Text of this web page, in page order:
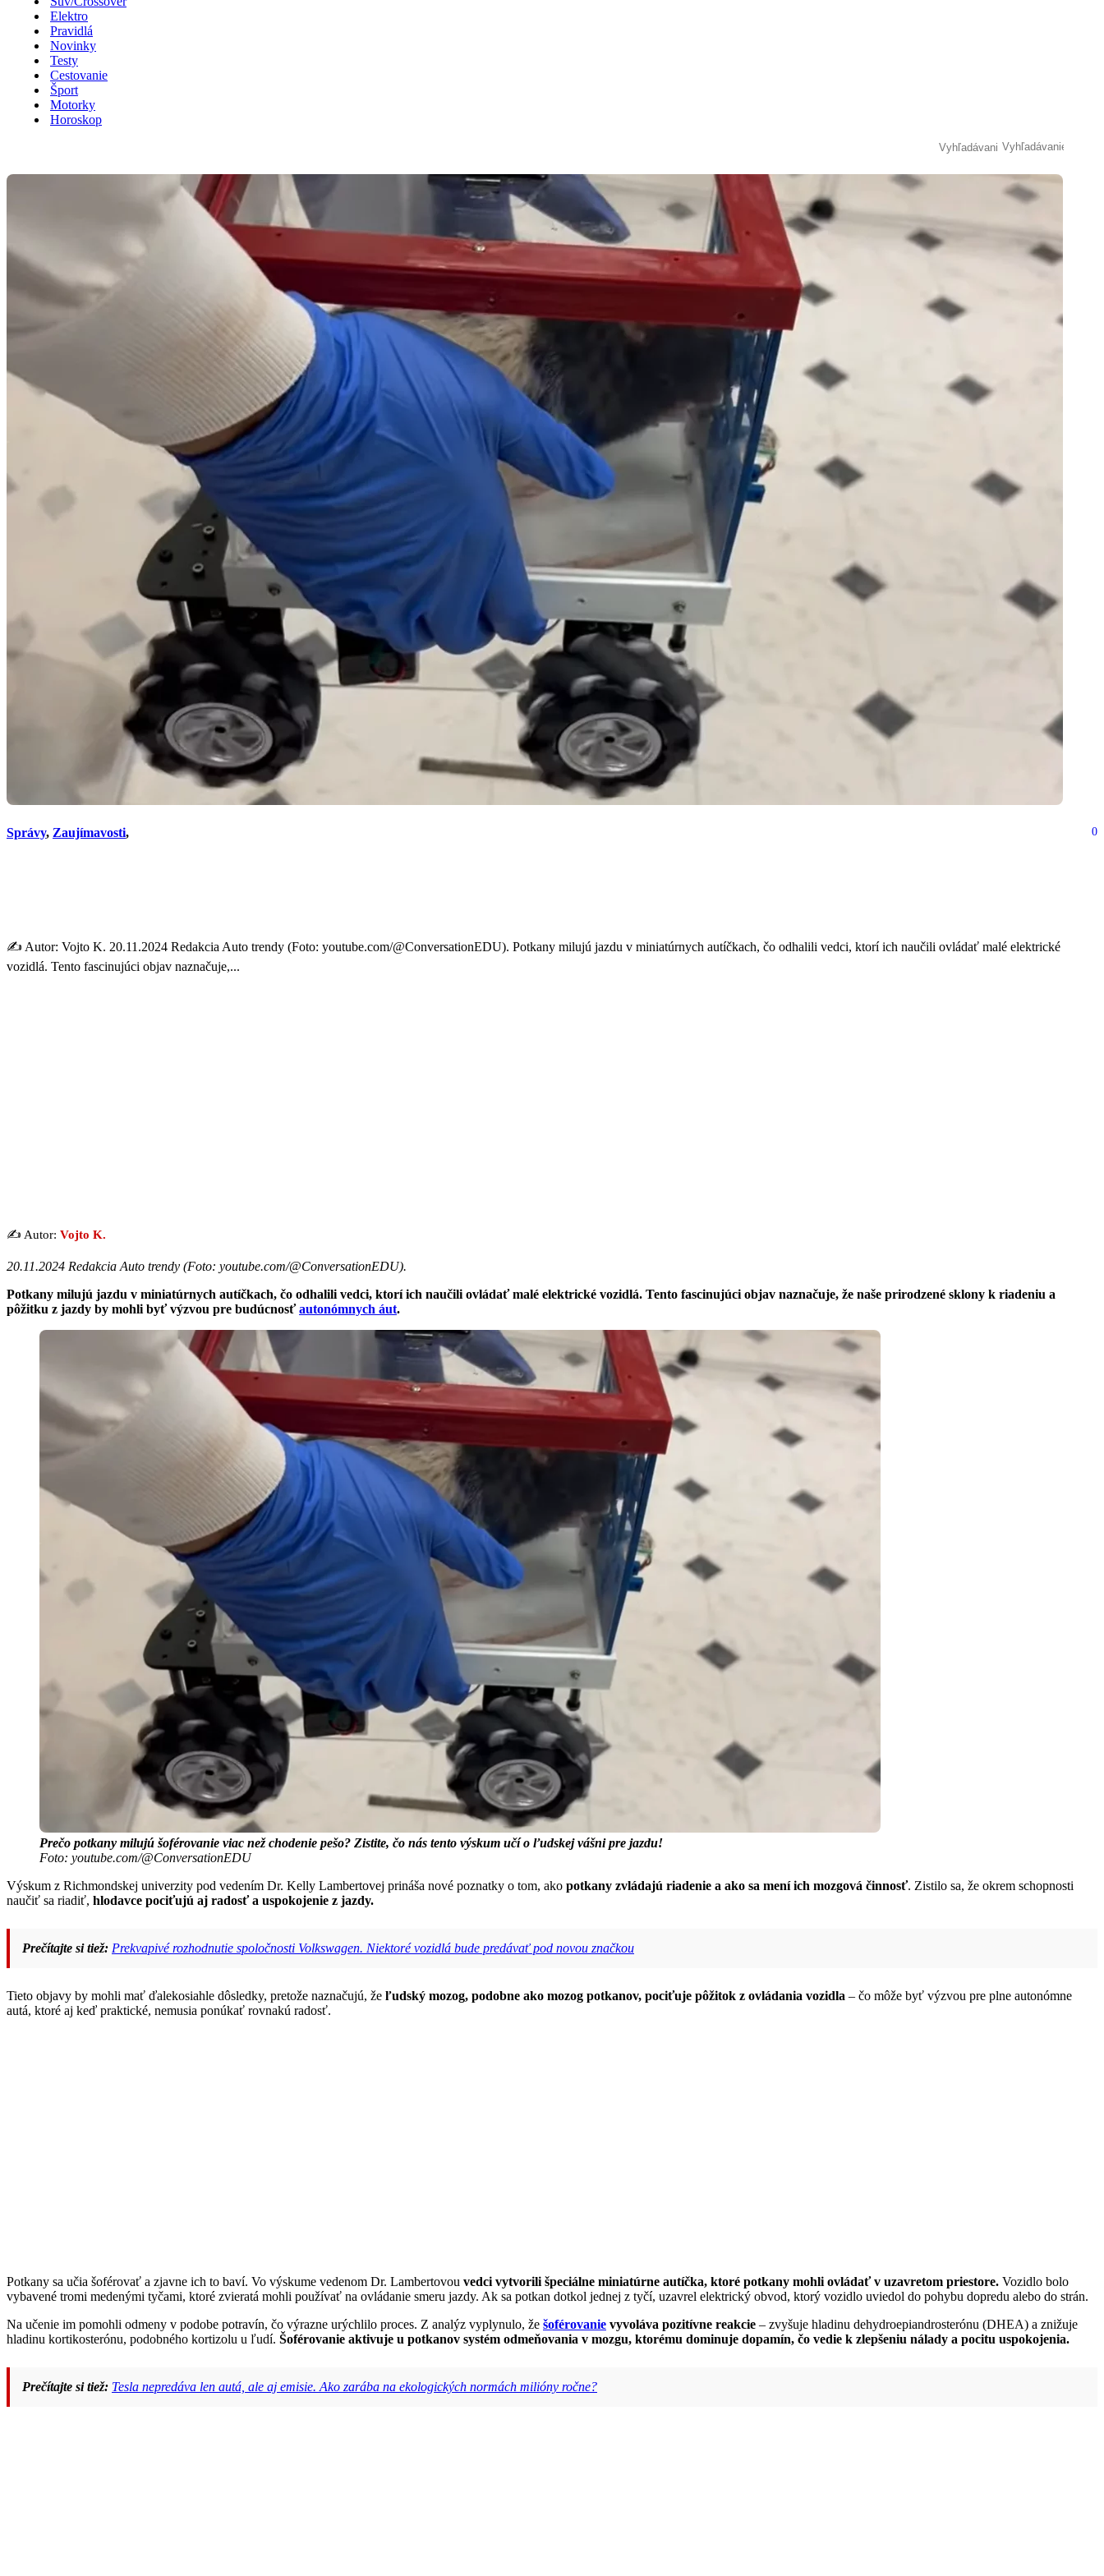
Elektro
Pravidlá
Novinky
Testy
Cestovanie
Šport
Motorky
Horoskop
Správy, Zaujímavosti, 0
✍️ Autor: Vojto K. 20.11.2024 Redakcia Auto trendy (Foto: youtube.com/@ConversationEDU). Potkany milujú jazdu v miniatúrnych autíčkach, čo odhalili vedci, ktorí ich naučili ovládať malé elektrické
vozidlá. Tento fascinujúci objav naznačuje,...
✍️ Autor: Vojto K.
20.11.2024 Redakcia Auto trendy (Foto: youtube.com/@ConversationEDU).
Potkany milujú jazdu v miniatúrnych autíčkach, čo odhalili vedci, ktorí ich naučili ovládať malé elektrické vozidlá. Tento fascinujúci objav naznačuje, že naše prirodzené sklony k riadeniu a
pôžitku z jazdy by mohli byť výzvou pre budúcnosťautonómnych áut.
Prečo potkany milujú šoférovanie viac než chodenie pešo? Zistite, čo nás tento výskum učí o ľudskej vášni pre jazdu!
Foto: youtube.com/@ConversationEDU
Výskum z Richmondskej univerzity pod vedením Dr. Kelly Lambertovej prináša nové poznatky o tom, ako potkany zvládajú riadenie a ako sa mení ich mozgová činnosť. Zistilo sa, že okrem schopnosti
naučiť sa riadiť, hlodavce pociťujú aj radosť a uspokojenie z jazdy.
Prečítajte si tiež: Prekvapivé rozhodnutie spoločnosti Volkswagen. Niektoré vozidlá bude predávať pod novou značkou
Tieto objavy by mohli mať ďalekosiahle dôsledky, pretože naznačujú, že ľudský mozog, podobne ako mozog potkanov, pociťuje pôžitok z ovládania vozidla – čo môže byť výzvou pre plne autonómne
autá, ktoré aj keď praktické, nemusia ponúkať rovnakú radosť.
Potkany sa učia šoférovať a zjavne ich to baví. Vo výskume vedenom Dr. Lambertovou vedci vytvorili špeciálne miniatúrne autíčka, ktoré potkany mohli ovládať v uzavretom priestore. Vozidlo bolo
vybavené tromi medenými tyčami, ktoré zvieratá mohli používať na ovládanie smeru jazdy. Ak sa potkan dotkol jednej z tyčí, uzavrel elektrický obvod, ktorý vozidlo uviedol do pohybu dopredu alebo do strán.
Na učenie im pomohli odmeny v podobe potravín, čo výrazne urýchlilo proces. Z analýz vyplynulo, že šoférovanie vyvoláva pozitívne reakcie – zvyšuje hladinu dehydroepiandrosterónu (DHEA) a znižuje
hladinu kortikosterónu, podobného kortizolu u ľudí. Šoférovanie aktivuje u potkanov systém odmeňovania v mozgu, ktorému dominuje dopamín, čo vedie k zlepšeniu nálady a pocitu uspokojenia.
Prečítajte si tiež: Tesla nepredáva len autá, ale aj emisie. Ako zarába na ekologických normách milióny ročne?